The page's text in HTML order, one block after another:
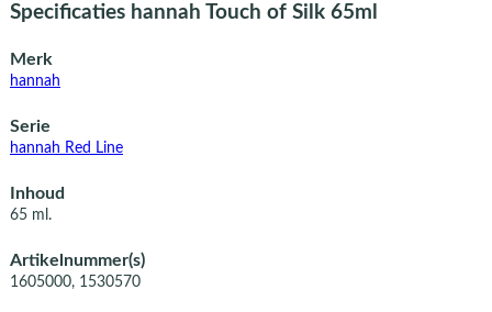
Specificaties hannah Touch of Silk 65ml
Merk
hannah
Serie
hannah Red Line
Inhoud
65 ml.
Artikelnummer(s)
1605000, 1530570